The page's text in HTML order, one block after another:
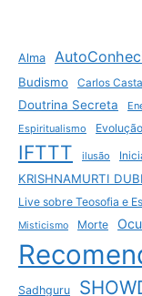
Alma
Budismo Carlos
Doutrina Secreta
Espiritualismo Evolução
IFTTT ilusão
KRISHNAMURTI
Live sobre Teosofia e
Misticismo Morte
Sadhguru